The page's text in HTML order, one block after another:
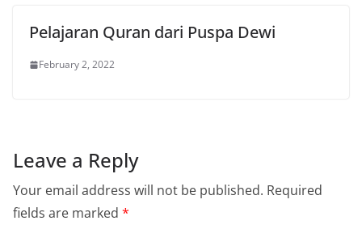
Pelajaran Quran dari Puspa Dewi
February 2, 2022
Leave a Reply
Your email address will not be published. Required
fields are marked *